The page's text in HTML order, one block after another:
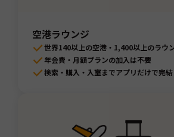
空港ラウンジ
世界140以上の空港・1,400以上のラウ
年会費・月額プランの加入は不要
検索・購入・入室までアプリだけで完結